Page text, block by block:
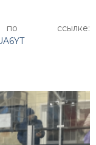
по ссылке: